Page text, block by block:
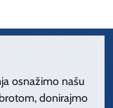
osnažimo našu
donirajmo